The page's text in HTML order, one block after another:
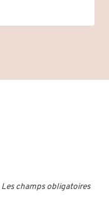
Les champs obligatoires